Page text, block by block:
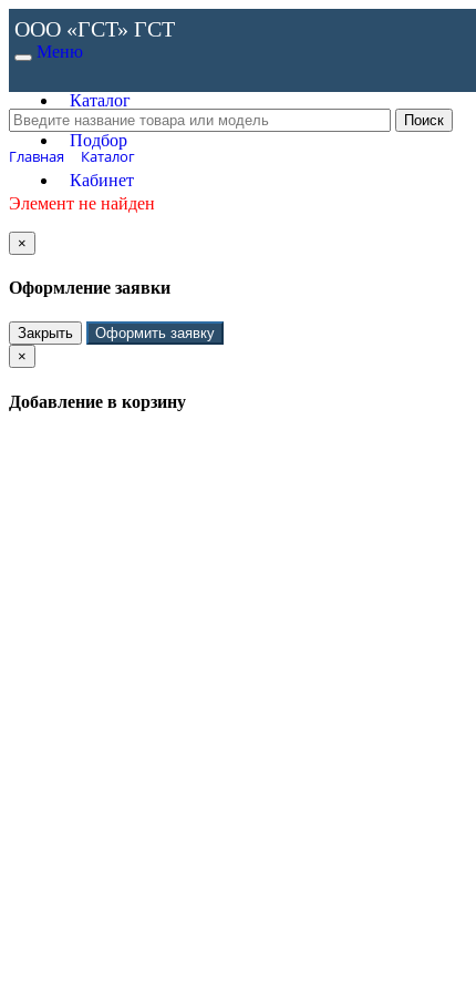
ООО «ГСТ» ГСТ
Меню
Каталог
Подбор
Кабинет
Главная Каталог
Элемент не найден
×
Оформление заявки
Закрыть
Оформить заявку
×
Добавление в корзину